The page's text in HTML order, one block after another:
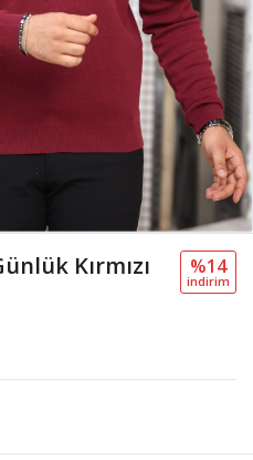
Kırmızı
%14
i̇ndi̇ri̇m